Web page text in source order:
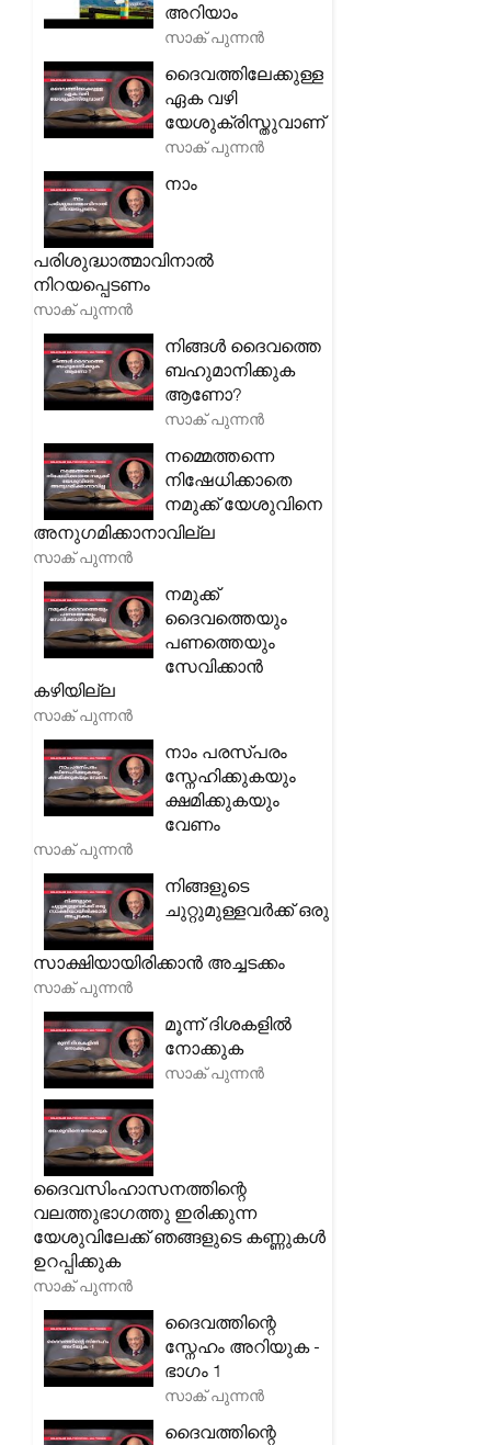
അറിയാം
സാക് പുന്നൻ
ദൈവത്തിലേക്കുള്ള
ഏക വഴി
യേശുക്രിസ്തുവാണ്
സാക് പുന്നൻ
നാം
പരിശുദ്ധാത്മാവിനാൽ
നിറയപ്പെടണം
സാക് പുന്നൻ
നിങ്ങൾ ദൈവത്തെ
ബഹുമാനിക്കുക
ആണോ?
സാക് പുന്നൻ
നമ്മെത്തന്നെ
നിഷേധിക്കാതെ
നമുക്ക് യേശുവിനെ
അനുഗമിക്കാനാവില്ല
സാക് പുന്നൻ
നമുക്ക്
ദൈവത്തെയും
പണത്തെയും
സേവിക്കാൻ
കഴിയില്ല
സാക് പുന്നൻ
നാം പരസ്പരം
സ്നേഹിക്കുകയും
ക്ഷമിക്കുകയും
വേണം
സാക് പുന്നൻ
നിങ്ങളുടെ
ചുറ്റുമുള്ളവർക്ക് ഒരു
സാക്ഷിയായിരിക്കാൻ അച്ചടക്കം
സാക് പുന്നൻ
മൂന്ന് ദിശകളിൽ
നോക്കുക
സാക് പുന്നൻ
ദൈവസിംഹാസനത്തിന്റെ
വലത്തുഭാഗത്തു ഇരിക്കുന്ന
യേശുവിലേക്ക് ഞങ്ങളുടെ കണ്ണുകൾ
ഉറപ്പിക്കുക
സാക് പുന്നൻ
ദൈവത്തിന്റെ
സ്നേഹം അറിയുക -
ഭാഗം 1
സാക് പുന്നൻ
ദൈവത്തിന്റെ